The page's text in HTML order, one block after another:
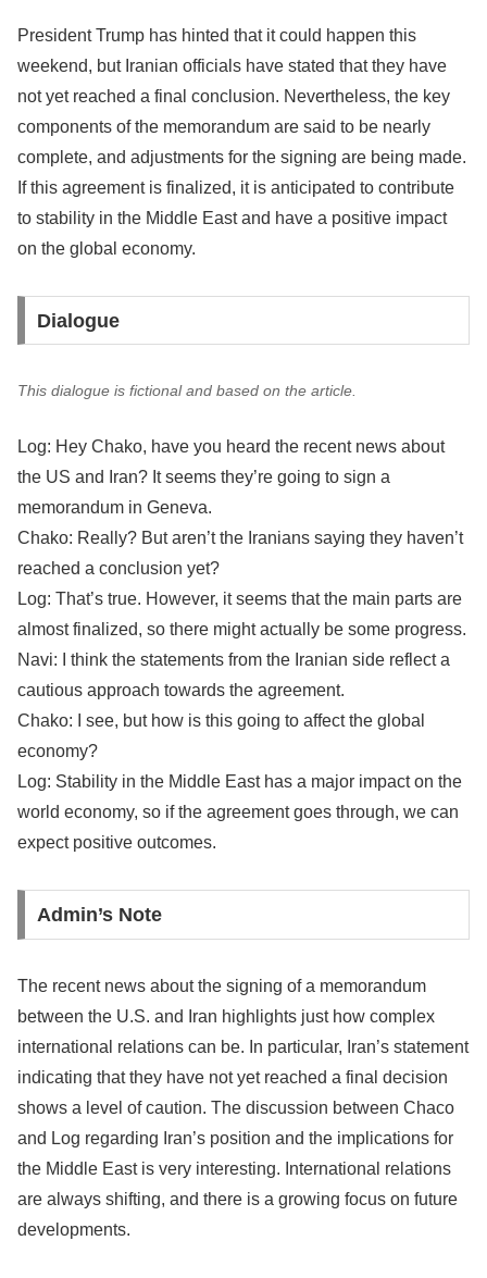
President Trump has hinted that it could happen this
weekend, but Iranian officials have stated that they have
not yet reached a final conclusion. Nevertheless, the key
components of the memorandum are said to be nearly
complete, and adjustments for the signing are being made.
If this agreement is finalized, it is anticipated to contribute
to stability in the Middle East and have a positive impact
on the global economy.
Dialogue
This dialogue is fictional and based on the article.
Log: Hey Chako, have you heard the recent news about
the US and Iran? It seems they’re going to sign a
memorandum in Geneva.
Chako: Really? But aren’t the Iranians saying they haven’t
reached a conclusion yet?
Log: That’s true. However, it seems that the main parts are
almost finalized, so there might actually be some progress.
Navi: I think the statements from the Iranian side reflect a
cautious approach towards the agreement.
Chako: I see, but how is this going to affect the global
economy?
Log: Stability in the Middle East has a major impact on the
world economy, so if the agreement goes through, we can
expect positive outcomes.
Admin’s Note
The recent news about the signing of a memorandum
between the U.S. and Iran highlights just how complex
international relations can be. In particular, Iran’s statement
indicating that they have not yet reached a final decision
shows a level of caution. The discussion between Chaco
and Log regarding Iran’s position and the implications for
the Middle East is very interesting. International relations
are always shifting, and there is a growing focus on future
developments.